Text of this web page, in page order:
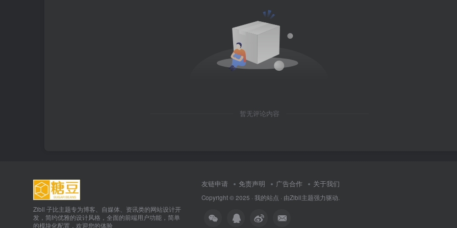
暂无评论内容
Zibll 子比主题专为博客、自媒体、资讯类的网站设计开
发，简约优雅的设计风格，全面的前端用户功能，简单
的模块化配置，欢迎您的体验
友链申请 免责声明 广告合作 关于我们
Copyright © 2025 · 我的站点 · 由Zibll主题强力驱动.